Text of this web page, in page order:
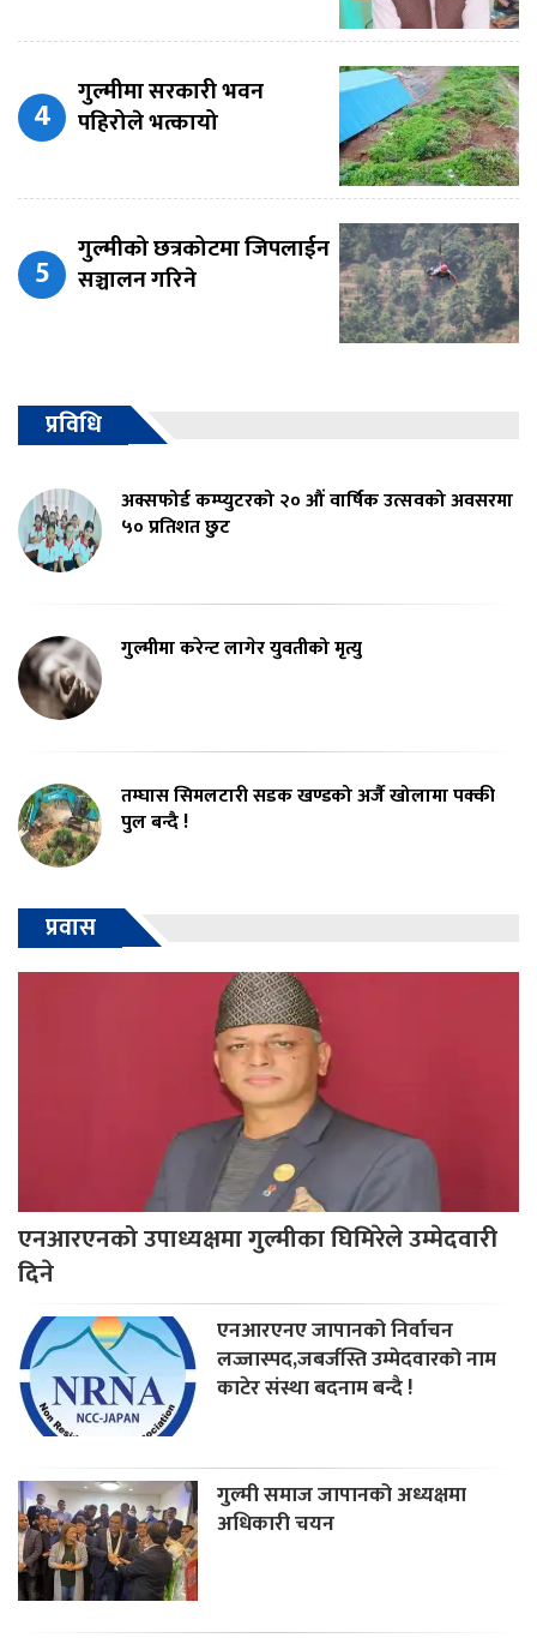
गुल्मीमा सरकारी भवन
पहिरोले भत्कायो
गुल्मीको छत्रकोटमा जिपलाईन
सञ्चालन गरिने
प्रविधि
अक्सफोर्ड कम्प्युटरको २० औं वार्षिक उत्सवको अवसरमा
५० प्रतिशत छुट
गुल्मीमा करेन्ट लागेर युवतीको मृत्यु
तम्घास सिमलटारी सडक खण्डको अर्जै खोलामा पक्की
पुल बन्दै !
प्रवास
एनआरएनको उपाध्यक्षमा गुल्मीका घिमिरेले उम्मेदवारी
दिने
एनआरएनए जापानको निर्वाचन
लज्जास्पद,जबर्जस्ति उम्मेदवारको नाम
काटेर संस्था बदनाम बन्दै !
गुल्मी समाज जापानको अध्यक्षमा
अधिकारी चयन